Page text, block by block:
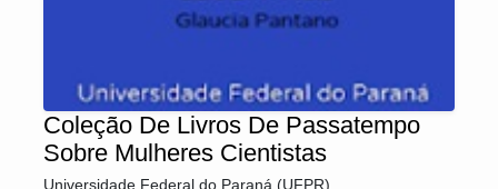
Coleção De Livros De Passatempo
Sobre Mulheres Cientistas
Universidade Federal do Paraná (UFPR)